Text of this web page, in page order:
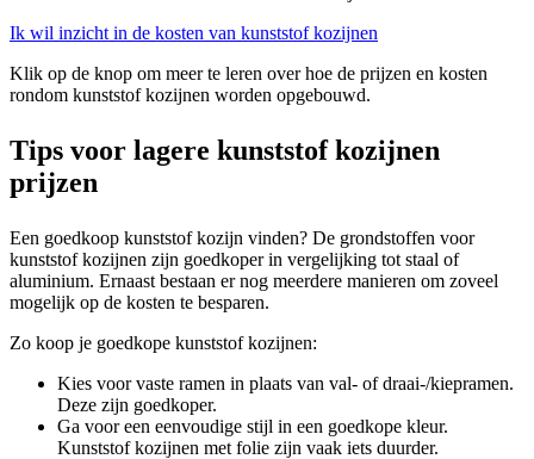
Ik wil inzicht in de kosten van kunststof kozijnen
Klik op de knop om meer te leren over hoe de prijzen en kosten
rondom kunststof kozijnen worden opgebouwd.
Tips voor lagere kunststof kozijnen
prijzen
Een goedkoop kunststof kozijn vinden? De grondstoffen voor
kunststof kozijnen zijn goedkoper in vergelijking tot staal of
aluminium. Ernaast bestaan er nog meerdere manieren om zoveel
mogelijk op de kosten te besparen.
Zo koop je goedkope kunststof kozijnen:
Kies voor vaste ramen in plaats van val- of draai-/kiepramen.
Deze zijn goedkoper.
Ga voor een eenvoudige stijl in een goedkope kleur.
Kunststof kozijnen met folie zijn vaak iets duurder.